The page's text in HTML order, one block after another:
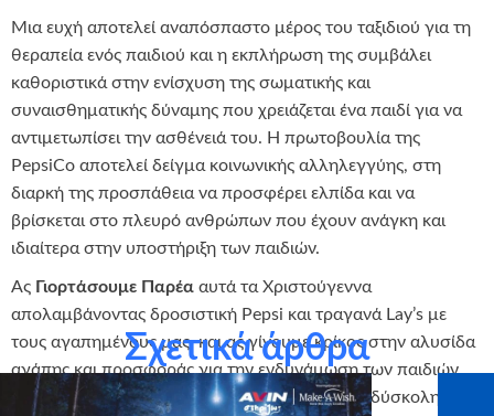
Μια ευχή αποτελεί αναπόσπαστο μέρος του ταξιδιού για τη
θεραπεία ενός παιδιού και η εκπλήρωση της συμβάλει
καθοριστικά στην ενίσχυση της σωματικής και
συναισθηματικής δύναμης που χρειάζεται ένα παιδί για να
αντιμετωπίσει την ασθένειά του. Η πρωτοβουλία της
PepsiCo αποτελεί δείγμα κοινωνικής αλληλεγγύης, στη
διαρκή της προσπάθεια να προσφέρει ελπίδα και να
βρίσκεται στο πλευρό ανθρώπων που έχουν ανάγκη και
ιδιαίτερα στην υποστήριξη των παιδιών.
Ας Γιορτάσουμε Παρέα αυτά τα Χριστούγεννα
απολαμβάνοντας δροσιστική Pepsi και τραγανά Lay’s με
τους αγαπημένους μας, και ας γίνουμε κρίκος στην αλυσίδα
αγάπης και προσφοράς για την ενδυνάμωση των παιδιών
που διατηρούν το χαμόγελό τους σε μια τόσο δύσκολη
Σχετικά άρθρα